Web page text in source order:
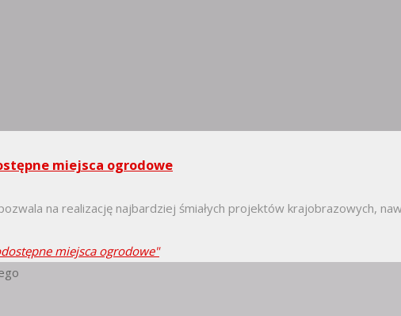
miejsca ogrodowe
na realizację najbardziej śmiałych projektów krajobrazowych,
miejsca ogrodowe"